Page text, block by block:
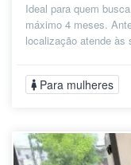
Ideal para quem
máximo 4 meses.
localização atende às
Para mulheres